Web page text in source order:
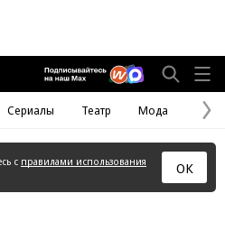
Сериалы Театр Мода
с правилами использования
ОК